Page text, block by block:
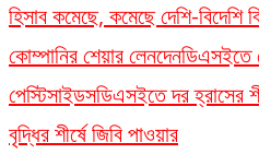
হিসাব কমেছে, কমেছে দেশি-বিদেশি
কোম্পানির শেয়ার লেনদেনডিএসইতে
পেস্টিসাইডসডিএসইতে দর হ্রাসের
বৃদ্ধির শীর্ষে জিবি পাওয়ার